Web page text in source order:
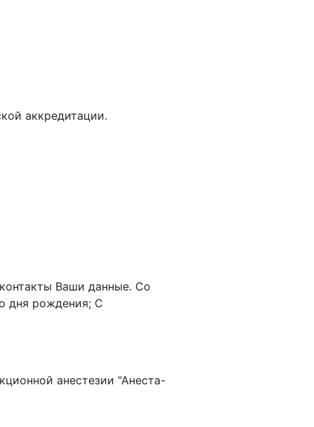
аккредитации.
Ваши данные. Со
дня рождения; С
анестезии "Анеста-